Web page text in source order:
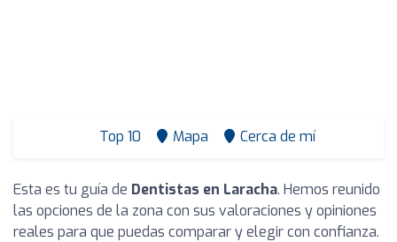
Top 10 Mapa Cerca de mí
Esta es tu guía de Dentistas en Laracha. Hemos reunido
las opciones de la zona con sus valoraciones y opiniones
reales para que puedas comparar y elegir con confianza.